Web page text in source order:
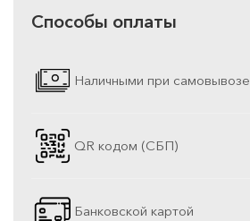
Способы оплаты
Наличными при самовывозе
QR кодом (СБП)
Банковской картой